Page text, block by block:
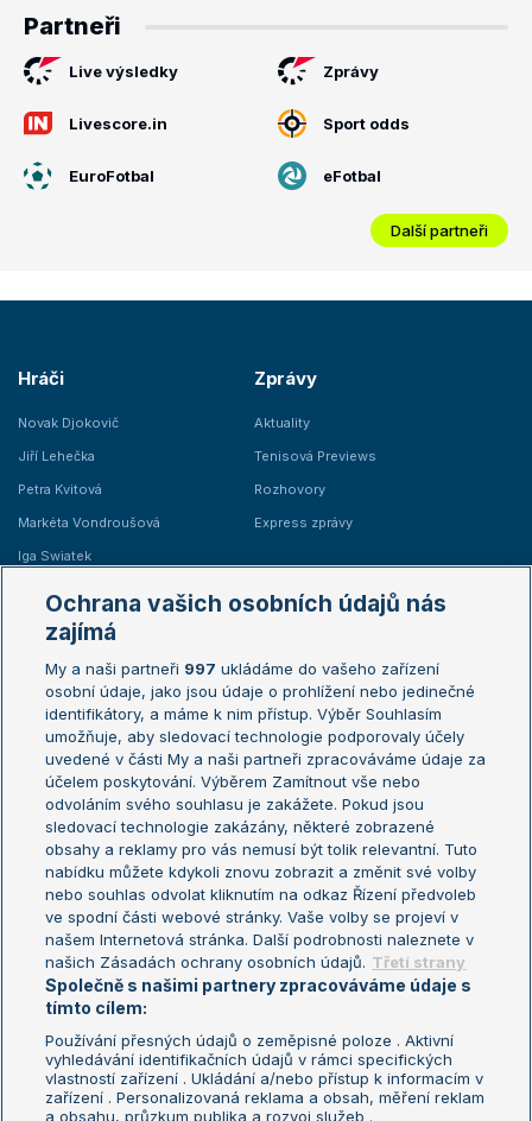
Partneři
Live výsledky Zprávy
Livescore.in Sport odds
EuroFotbal eFotbal
Další partneři
Hráči
Novak Djokovič
Jiří Lehečka
Petra Kvitová
Markéta Vondroušová
Iga Swiatek
Zprávy
Aktuality
Tenisová Previews
Rozhovory
Express zprávy
Žebříčky
Žebříček ATP (muži)
Žebříček WTA (ženy)
Sázkařský žebříček
Australian Open
French Open
Wimbledon
US Open
Turnaj mistrů
Turnaj mistryň
Aktualní trendy
Fotbalové přestupy
Livesport Daily
LS Prague Open
Podmínky užití
Nastavení soukromí
GDPR a žurnalistika
Reklama
Ochrana vašich osobních údajů nás
zajímá
My a naši partneři 997 ukládáme do vašeho zařízení
osobní údaje, jako jsou údaje o prohlížení nebo jedinečné
identifikátory, a máme k nim přístup. Výběr Souhlasím
umožňuje, aby sledovací technologie podporovaly účely
uvedené v části My a naši partneři zpracováváme údaje za
účelem poskytování. Výběrem Zamítnout vše nebo
odvoláním svého souhlasu je zakážete. Pokud jsou
sledovací technologie zakázány, některé zobrazené
obsahy a reklamy pro vás nemusí být tolik relevantní. Tuto
nabídku můžete kdykoli znovu zobrazit a změnit své volby
nebo souhlas odvolat kliknutím na odkaz Řízení předvoleb
ve spodní části webové stránky. Vaše volby se projeví v
našem Internetová stránka. Další podrobnosti naleznete v
našich Zásadách ochrany osobních údajů. Třetí strany
Společně s našimi partnery zpracováváme údaje s
tímto cílem:
Používání přesných údajů o zeměpisné poloze . Aktivní
vyhledávání identifikačních údajů v rámci specifických
vlastností zařízení . Ukládání a/nebo přístup k informacím v
zařízení . Personalizovaná reklama a obsah, měření reklam
a obsahu, průzkum publika a rozvoj služeb .